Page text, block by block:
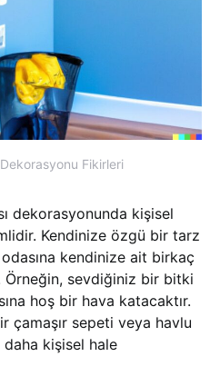
Dekorasyonu Fikirleri
dekorasyonunda kişisel
Kendinize özgü bir tarz
kendinize ait birkaç
sevdiğiniz bir bitki
hoş bir hava katacaktır.
çamaşır sepeti veya havlu
daha kişisel hale